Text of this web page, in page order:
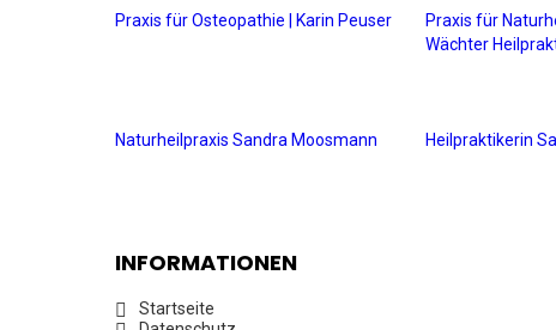
Praxis für Osteopathie | Karin Peuser
Praxis für
Wächter
Naturheilpraxis Sandra Moosmann Heilpraktikerin
INFORMATIONEN
Startseite